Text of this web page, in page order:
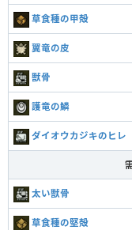
草食種の甲殻
翼竜の皮
獣骨
護竜の鱗
ダイオウカジキのヒレ
太い獣骨
草食種の堅殻